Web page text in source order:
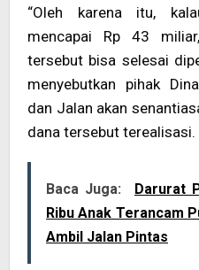
“Oleh karena itu,
mencapai Rp 43
tersebut bisa selesai
menyebutkan pihak
dan Jalan akan
dana tersebut terealisasi.
Baca Juga:
Darurat
Ribu Anak Terancam
Ambil Jalan Pintas